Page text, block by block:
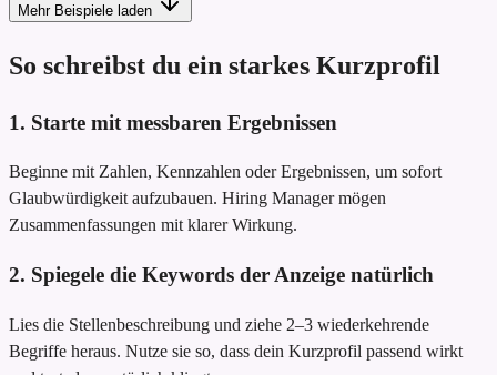
Mehr Beispiele laden
So schreibst du ein starkes Kurzprofil
1. Starte mit messbaren Ergebnissen
Beginne mit Zahlen, Kennzahlen oder Ergebnissen, um sofort
Glaubwürdigkeit aufzubauen. Hiring Manager mögen
Zusammenfassungen mit klarer Wirkung.
2. Spiegele die Keywords der Anzeige natürlich
Lies die Stellenbeschreibung und ziehe 2–3 wiederkehrende
Begriffe heraus. Nutze sie so, dass dein Kurzprofil passend wirkt